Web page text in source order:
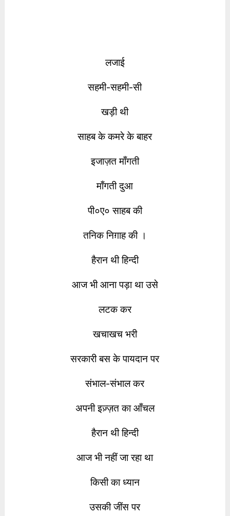
लजाई
सहमी-सहमी-सी
खड़ी थी
साहब के कमरे के बाहर
इजाज़त माँगती
माँगती दुआ
पी०ए० साहब की
तनिक निग़ाह की ।
हैरान थी हिन्दी
आज भी आना पड़ा था उसे
लटक कर
खचाखच भरी
सरकारी बस के पायदान पर
संभाल-संभाल कर
अपनी इज़्ज़त का आँचल
हैरान थी हिन्दी
आज भी नहीं जा रहा था
किसी का ध्यान
उसकी जींस पर